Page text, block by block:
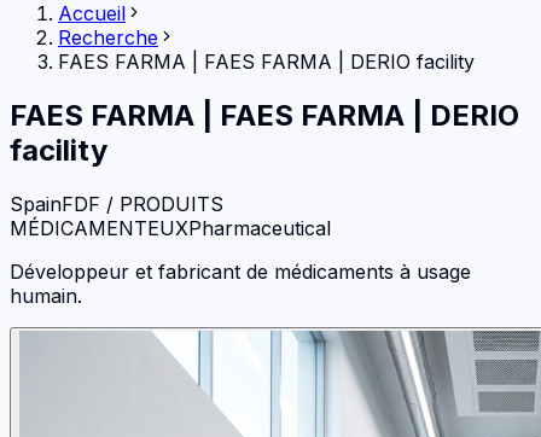
Accueil
Recherche
FAES FARMA
FAES FARMA | DERIO facility
FAES FARMA
FAES FARMA | DERIO
facility
SpainFDF / PRODUITS
MÉDICAMENTEUXPharmaceutical
Développeur et fabricant de médicaments à usage
humain.